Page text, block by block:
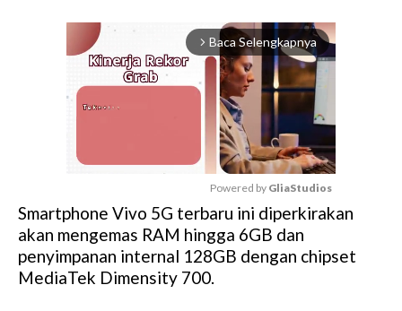
arrow_forward_ios Baca Selengkapnya
M
u
t
Powered by GliaStudios
Smartphone Vivo 5G terbaru ini diperkirakan
akan mengemas RAM hingga 6GB dan
penyimpanan internal 128GB dengan chipset
MediaTek Dimensity 700.